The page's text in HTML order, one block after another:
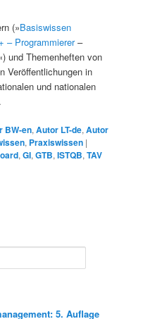
(»Basiswissen
– Programmierer–
und Themenheften von
Veröffentlichungen in
und nationalen
BW-en,Autor LT-de,Autor
, Praxiswissen |
,GI,GTB,ISTQB,TAV
5. Auflage